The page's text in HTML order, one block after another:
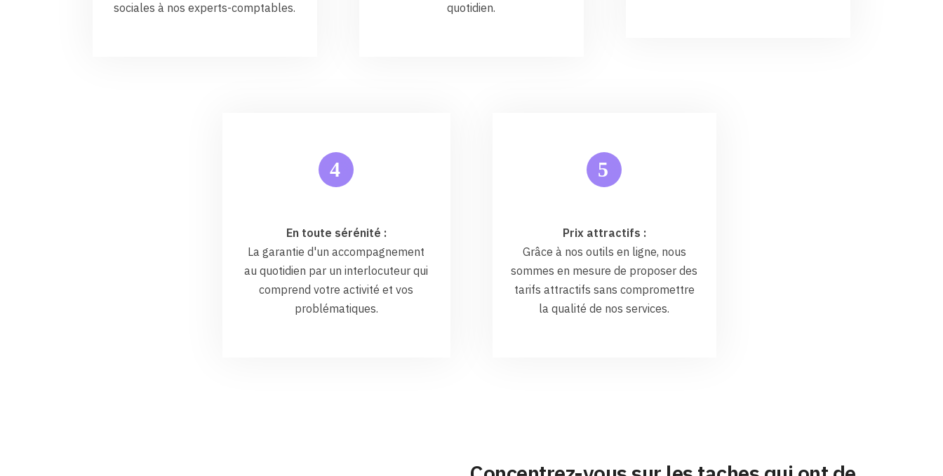
sociales à nos experts-comptables.
quotidien.
4
En toute sérénité :
La garantie d'un accompagnement
au quotidien par un interlocuteur qui
comprend votre activité et vos
problématiques.
5
Prix attractifs :
Grâce à nos outils en ligne, nous
sommes en mesure de proposer des
tarifs attractifs sans compromettre
la qualité de nos services.